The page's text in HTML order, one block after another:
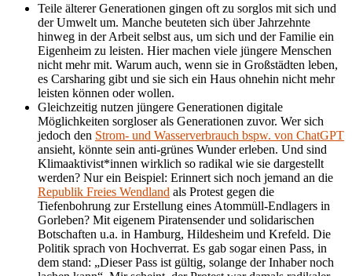
Teile älterer Generationen gingen oft zu sorglos mit sich und
der Umwelt um. Manche beuteten sich über Jahrzehnte
hinweg in der Arbeit selbst aus, um sich und der Familie ein
Eigenheim zu leisten. Hier machen viele jüngere Menschen
nicht mehr mit. Warum auch, wenn sie in Großstädten leben,
es Carsharing gibt und sie sich ein Haus ohnehin nicht mehr
leisten können oder wollen.
Gleichzeitig nutzen jüngere Generationen digitale
Möglichkeiten sorgloser als Generationen zuvor. Wer sich
jedoch den Strom- und Wasserverbrauch bspw. von ChatGPT
ansieht, könnte sein anti-grünes Wunder erleben. Und sind
Klimaaktivist*innen wirklich so radikal wie sie dargestellt
werden? Nur ein Beispiel: Erinnert sich noch jemand an die
Republik Freies Wendland als Protest gegen die
Tiefenbohrung zur Erstellung eines Atommüll-Endlagers in
Gorleben? Mit eigenem Piratensender und solidarischen
Botschaften u.a. in Hamburg, Hildesheim und Krefeld. Die
Politik sprach von Hochverrat. Es gab sogar einen Pass, in
dem stand: „Dieser Pass ist gültig, solange der Inhaber noch